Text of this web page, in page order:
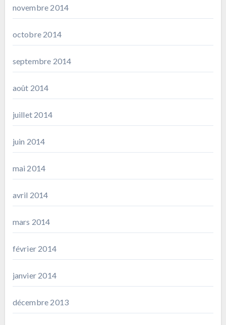
novembre 2014
octobre 2014
septembre 2014
août 2014
juillet 2014
juin 2014
mai 2014
avril 2014
mars 2014
février 2014
janvier 2014
décembre 2013